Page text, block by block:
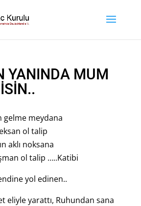
YANINDA MUM
gelme meydana
ol talip
aklı noksana
ol talip …..Katibi
yol edinen..
eliyle yarattı, Ruhundan sana